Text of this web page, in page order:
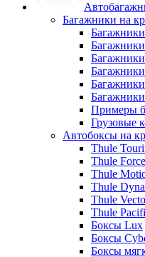
Багажники на
Примеры
Грузовые
Автобоксы на
Thule
Thule
Thule
Thule
Thule
Thule
Боксы Lux
Боксы
Боксы